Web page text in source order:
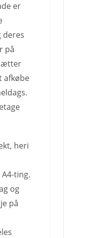
er
deres
på
afkøbe
heri
ting.
og
på